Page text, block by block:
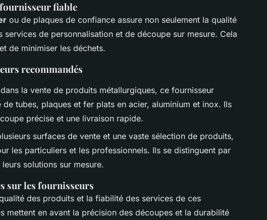
fiable
ou de plaques de confiance assure non seulement la qualité
services de personnalisation et de découpe sur mesure. Cela
de minimiser les déchets.
recommandés
la vente de produits métallurgiques, ce fournisseur
tubes, plaques et fer plats en acier, aluminium et inox. Ils
précise et une livraison rapide.
surfaces de vente et une vaste sélection de produits,
les particuliers et les professionnels. Ils se distinguent par
solutions sur mesure.
sur les fournisseurs
des produits et la fiabilité des services de ces
mettent en avant la précision des découpes et la durabilité